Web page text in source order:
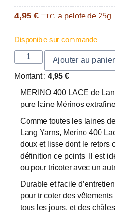
4,95 € TTC la pelote de 25g
Disponible sur commande
Ajouter au panier
Montant : 4,95 €
MERINO 400 LACE de
pure laine Mérinos
Comme toutes les laines
Lang Yarns, Merino 400
doux et lisse dont le retors
définition de points. Il est
ou pour tricoter avec un
Durable et facile
pour tricoter des
tous les jours, et des